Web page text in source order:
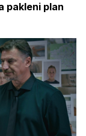
pakleni plan